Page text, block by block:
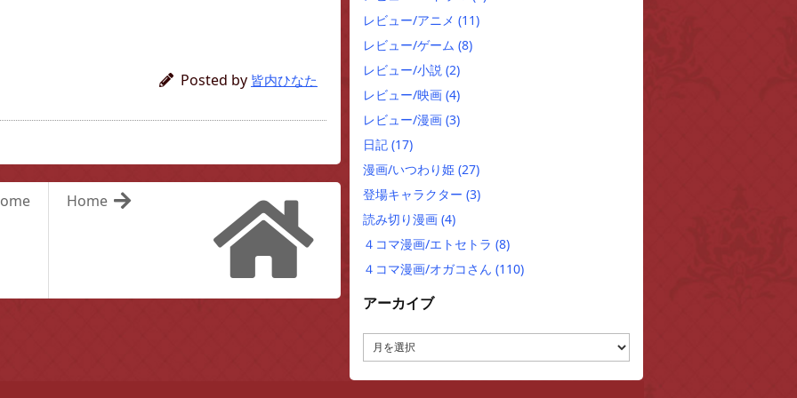
Posted by 皆内ひなた
Home
レビュー/アニメ (11)
レビュー/ゲーム (8)
レビュー/小説 (2)
レビュー/映画 (4)
レビュー/漫画 (3)
日記 (17)
漫画/いつわり姫 (27)
登場キャラクター (3)
読み切り漫画 (4)
４コマ漫画/エトセトラ (8)
４コマ漫画/オガコさん (110)
アーカイブ
ー